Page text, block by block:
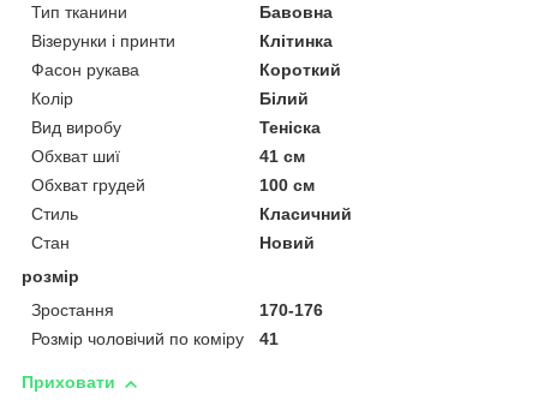
Тип тканини
Бавовна
Візерунки і принти
Клітинка
Фасон рукава
Короткий
Колір
Білий
Вид виробу
Теніска
Обхват шиї
41 см
Обхват грудей
100 см
Стиль
Класичний
Стан
Новий
розмір
Зростання
170-176
Розмір чоловічий по коміру
41
Приховати